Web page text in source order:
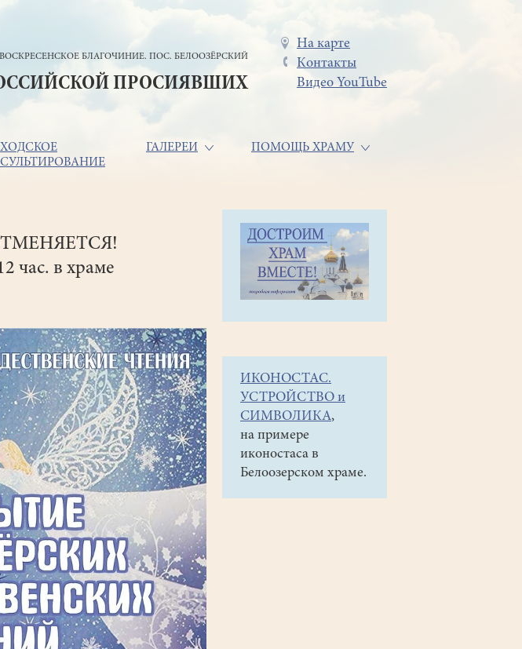
БЛАГОЧИНИЕ. ПОС. БЕЛООЗЁРСКИЙ
ПРОСИЯВШИХ
Меню
в
На карте
Контакты
Видео YouTube
ГАЛЕРЕИ ПОМОЩЬ ХРАМУ
час. в храме
ИКОНОСТАС.
УСТРОЙСТВО и
СИМВОЛИКА,
на примере
иконостаса в
Белоозерском храме.